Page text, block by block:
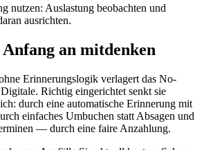
nutzen: Auslastung beobachten und
ausrichten.
Anfang an mitdenken
Erinnerungslogik verlagert das No-
Richtig eingerichtet senkt sie
durch eine automatische Erinnerung mit
einfaches Umbuchen statt Absagen und
— durch eine faire Anzahlung.